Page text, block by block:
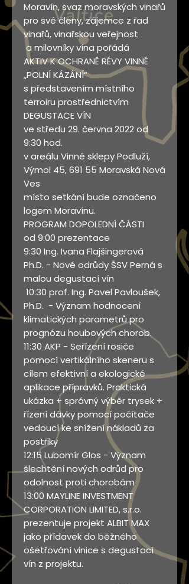
Moravín, svaz moravských vinařů
pro své členy, zájemce z řad
vinařů, vinařskou veřejnost
a milovníky vína pořádá
AKTIV K OCHRANĚ RÉVY VINNÉ
„POLNÍ KÁZÁNÍ“
s představením místního
terroiru prostřednictvím
DEGUSTACE VÍN
ve středu 29. června 2022 od
9:30 hod.
v areálu Vinné sklepy Podluží,
Výmol 45, 691 55 Moravská Nová
Ves
místo setkání bude označeno
logem Moravínu.
PROGRAM DOPOLEDNÍ ČÁSTI
od 9:00 prezentace
9:30 Ing. Ivana Flajšingerová
Ph.D. - Nové odrůdy ŠSV Perná s
malou degustací vín
10:30 prof. Ing. Pavel Pavloušek,
Ph.D. - Význam hodnocení
klimatických parametrů pro
prognózu houbových chorob.
11:30 AKP - Seřízení rosiče
pomocí vertikálního skeneru s
cílem efektivní a ekologické
aplikace přípravků. Praktická
ukázka + správný výběr trysek +
řízení dávky pomocí počítače
vedoucí ke snížení nákladů za
postřiky
12:15 Lubomír Glos - Význam
šlechtění nových odrůd pro
odolnost proti chorobám
13:00 MAYLINE INVESTMENT
CORPORATION LIMITED, s.r.o.
prezentuje projekt ALBIT MAX
jako přídavek do běžného
ošetřování vinice s degustací
vín z projektu.